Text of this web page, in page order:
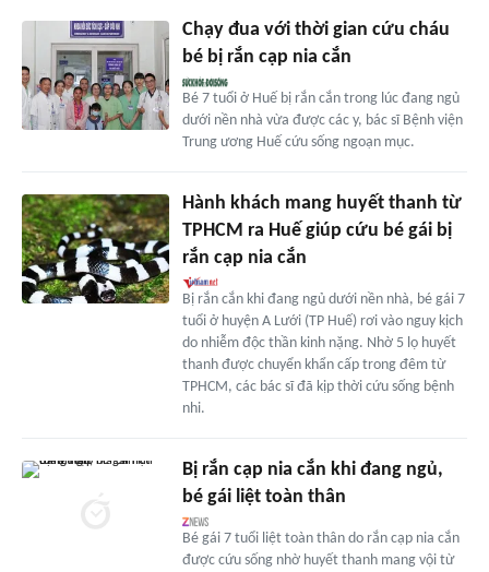
Chạy đua với thời gian cứu cháu
bé bị rắn cạp nia cắn
Bé 7 tuổi ở Huế bị rắn cắn trong lúc đang ngủ
dưới nền nhà vừa được các y, bác sĩ Bệnh viện
Trung ương Huế cứu sống ngoạn mục.
Hành khách mang huyết thanh từ
TPHCM ra Huế giúp cứu bé gái bị
rắn cạp nia cắn
Bị rắn cắn khi đang ngủ dưới nền nhà, bé gái 7
tuổi ở huyện A Lưới (TP Huế) rơi vào nguy kịch
do nhiễm độc thần kinh nặng. Nhờ 5 lọ huyết
thanh được chuyển khẩn cấp trong đêm từ
TPHCM, các bác sĩ đã kịp thời cứu sống bệnh
nhi.
Bị rắn cạp nia cắn khi đang ngủ,
bé gái liệt toàn thân
Bé gái 7 tuổi liệt toàn thân do rắn cạp nia cắn
được cứu sống nhờ huyết thanh mang vội từ